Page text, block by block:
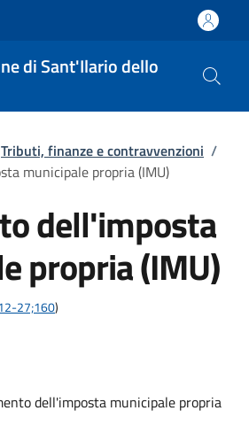
di Sant'Ilario dello
Tributi, finanze e contravvenzioni /
municipale propria (IMU)
dell'imposta
propria (IMU)
27;160)
dell'imposta municipale propria